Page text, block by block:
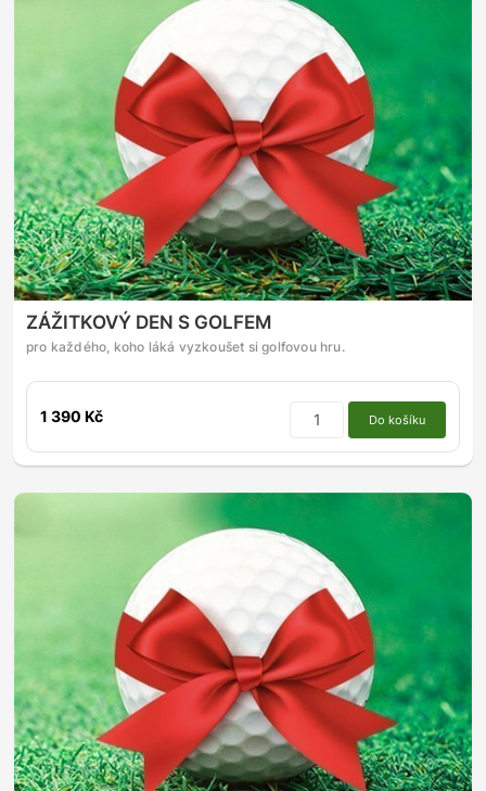
ZÁŽITKOVÝ DEN S GOLFEM
pro každého, koho láká vyzkoušet si golfovou hru.
1 390 Kč Do košíku